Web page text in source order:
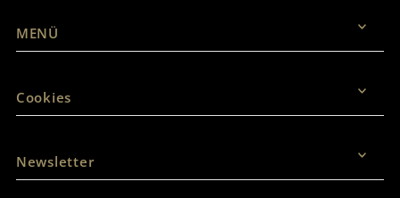
MENÜ
Cookies
Newsletter